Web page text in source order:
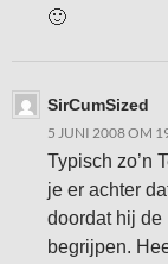
🙂
SirCumSized
5 JUNI 2008 OM
Typisch zo’n
je er achter
doordat hij de
begrijpen.